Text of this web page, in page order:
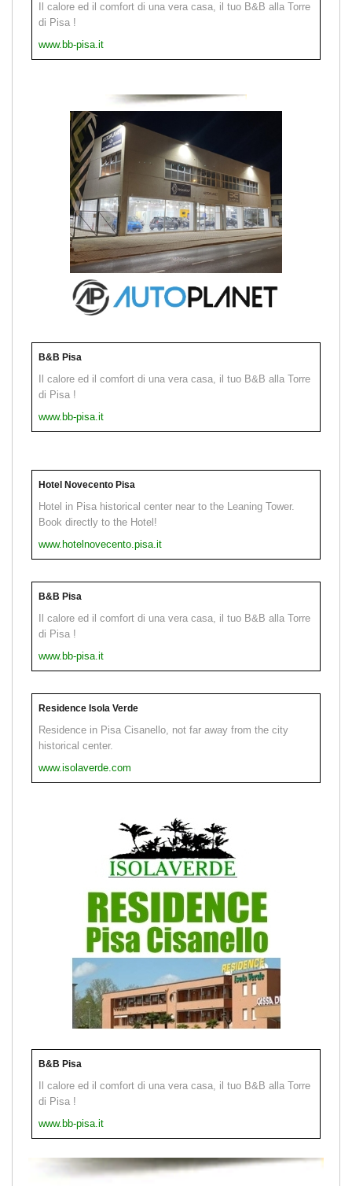
Il calore ed il comfort di una vera casa, il tuo B&B alla Torre
di Pisa !
www.bb-pisa.it
B&B Pisa
Il calore ed il comfort di una vera casa, il tuo B&B alla Torre
di Pisa !
www.bb-pisa.it
Hotel Novecento Pisa
Hotel in Pisa historical center near to the Leaning Tower.
Book directly to the Hotel!
www.hotelnovecento.pisa.it
B&B Pisa
Il calore ed il comfort di una vera casa, il tuo B&B alla Torre
di Pisa !
www.bb-pisa.it
Residence Isola Verde
Residence in Pisa Cisanello, not far away from the city
historical center.
www.isolaverde.com
B&B Pisa
Il calore ed il comfort di una vera casa, il tuo B&B alla Torre
di Pisa !
www.bb-pisa.it